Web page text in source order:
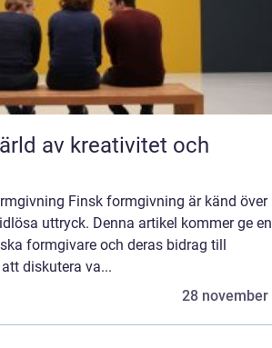
av kreativitet och
Finsk formgivning är känd över
uttryck. Denna artikel kommer ge en
formgivare och deras bidrag till
diskutera va...
28 november